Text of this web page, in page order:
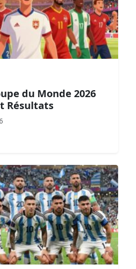
du Monde 2026
Résultats